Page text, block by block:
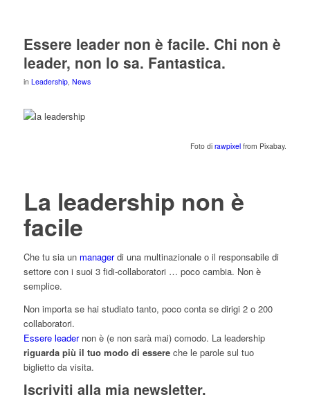
Essere leader non è facile. Chi non è
leader, non lo sa. Fantastica.
in Leadership, News
Foto dirawpixel from Pixabay.
La leadership non è
facile
Che tu sia unmanagerdi una multinazionale o il responsabile di
settore con i suoi 3 fidi-collaboratori … poco cambia. Non è
semplice.
Non importa se hai studiato tanto, poco conta se dirigi 2 o 200
collaboratori.
Essere leadernon è (e non sarà mai) comodo. La leadership
riguarda più il tuo modo di essereche le parole sul tuo
biglietto da visita.
Iscriviti alla mia newsletter.